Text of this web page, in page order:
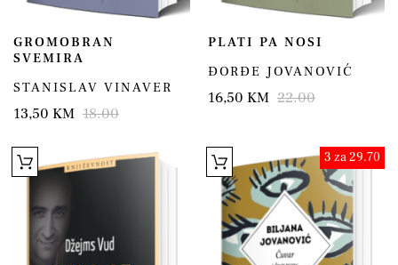
GROMOBRAN
SVEMIRA
STANISLAV VINAVER
13,50 KM 18.00
PLATI PA NOSI
ĐORĐE JOVANOVIĆ
16,50 KM 22.00
3 za 29.70